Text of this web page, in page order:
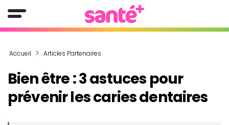
Accueil Articles Partenaires
Bien être : 3 astuces pour
prévenir les caries dentaires